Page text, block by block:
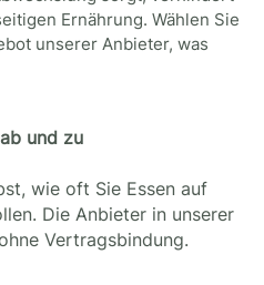
Ernährung. Wählen Sie
unserer Anbieter, was
und zu
wie oft Sie Essen auf
Die Anbieter in unserer
Vertragsbindung.